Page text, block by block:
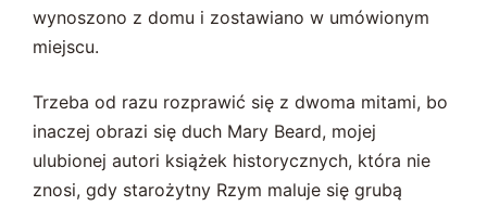
wynoszono z domu i zostawiano w umówionym
miejscu.
Trzeba od razu rozprawić się z dwoma mitami, bo
inaczej obrazi się duch Mary Beard, mojej
ulubionej autori książek historycznych, która nie
znosi, gdy starożytny Rzym maluje się grubą